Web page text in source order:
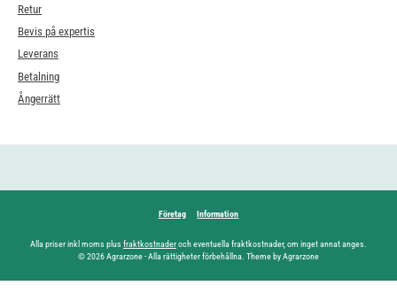
Retur
Bevis på expertis
Leverans
Betalning
Ångerrätt
Företag Information
Alla priser inkl moms plus fraktkostnaderoch eventuella fraktkostnader, om inget annat anges.
© 2026 Agrarzone - Alla rättigheter förbehållna. Theme by Agrarzone